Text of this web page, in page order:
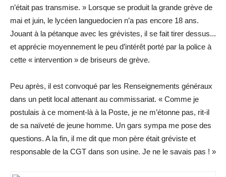
n’était pas transmise. » Lorsque se produit la grande grève de
mai et juin, le lycéen languedocien n’a pas encore 18 ans.
Jouant à la pétanque avec les grévistes, il se fait tirer dessus...
et apprécie moyennement le peu d’intérêt porté par la police à
cette « intervention » de briseurs de grève.
Peu après, il est convoqué par les Renseignements généraux
dans un petit local attenant au commissariat. « Comme je
postulais à ce moment-là à la Poste, je ne m’étonne pas, rit-il
de sa naïveté de jeune homme. Un gars sympa me pose des
questions. A la fin, il me dit que mon père était gréviste et
responsable de la CGT dans son usine. Je ne le savais pas ! »